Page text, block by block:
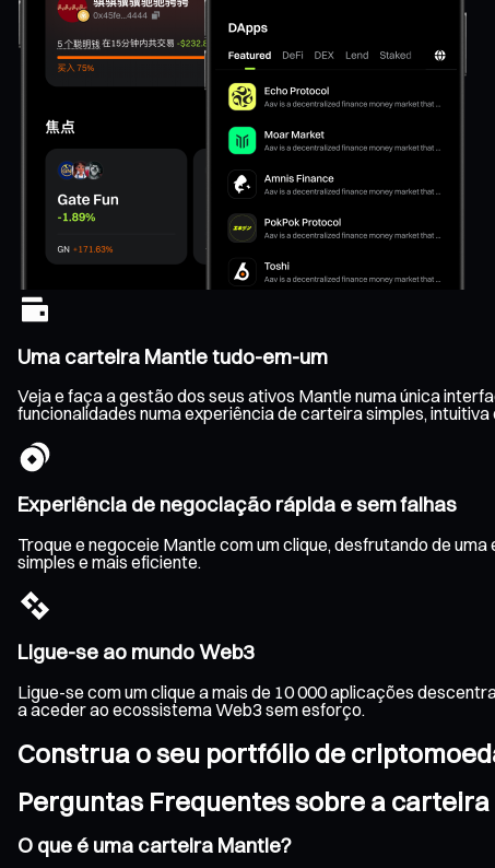
Uma carteira Mantle tudo-em-um
Veja e faça a gestão dos seus ativos Mantle numa única
funcionalidades numa experiência de carteira simples, intuitiva
Experiência de negociação rápida e sem falhas
Troque e negoceie Mantle com um clique, desfrutando de
simples e mais eficiente.
Ligue-se ao mundo Web3
Ligue-se com um clique a mais de 10 000 aplicações
a aceder ao ecossistema Web3 sem esforço.
Construa o seu portfólio de
Perguntas Frequentes sobre a
O que é uma carteira Mantle?